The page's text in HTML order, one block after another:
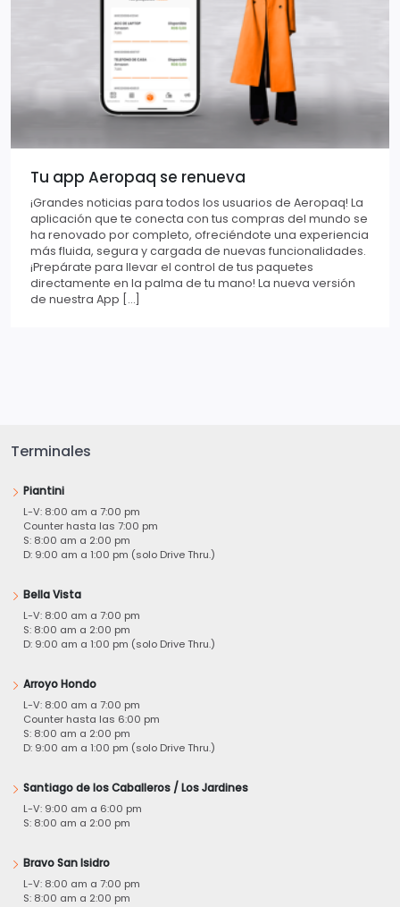
Tu app Aeropaq se renueva
¡Grandes noticias para todos los usuarios de Aeropaq! La
aplicación que te conecta con tus compras del mundo se
ha renovado por completo, ofreciéndote una experiencia
más fluida, segura y cargada de nuevas funcionalidades.
¡Prepárate para llevar el control de tus paquetes
directamente en la palma de tu mano! La nueva versión
de nuestra App […]
Terminales
Piantini
L-V: 8:00 am a 7:00 pm
Counter hasta las 7:00 pm
S: 8:00 am a 2:00 pm
D: 9:00 am a 1:00 pm (solo Drive Thru.)
Bella Vista
L-V: 8:00 am a 7:00 pm
S: 8:00 am a 2:00 pm
D: 9:00 am a 1:00 pm (solo Drive Thru.)
Arroyo Hondo
L-V: 8:00 am a 7:00 pm
Counter hasta las 6:00 pm
S: 8:00 am a 2:00 pm
D: 9:00 am a 1:00 pm (solo Drive Thru.)
Santiago de los Caballeros / Los Jardines
L-V: 9:00 am a 6:00 pm
S: 8:00 am a 2:00 pm
Bravo San Isidro
L-V: 8:00 am a 7:00 pm
S: 8:00 am a 2:00 pm